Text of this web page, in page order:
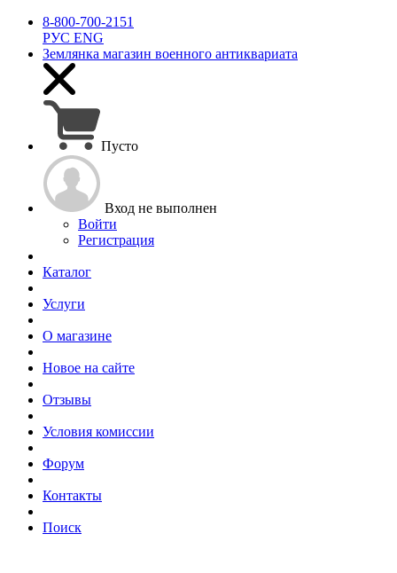
8-800-700-2151
РУС ENG
Землянка магазин военного антиквариата
Пусто
Вход не выполнен
Войти
Регистрация
Каталог
Услуги
О магазине
Новое на сайте
Отзывы
Условия комиссии
Форум
Контакты
Поиск